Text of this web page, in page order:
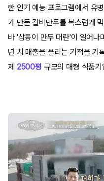
한 인기 예능 프로그램에서 유
가 만든 갈비만두를 복스럽게
바 '삼둥이 만두 대란'이 일어나
년 치 매출을 올리는 기적을 기
제 2500평 규모의 대형 식품